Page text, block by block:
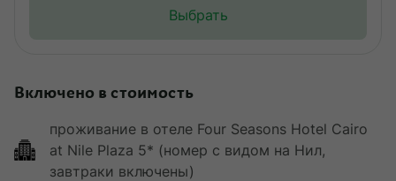
Выбрать
Включено в стоимость
проживание в отеле Four Seasons Hotel Cairo
at Nile Plaza 5* (номер с видом на Нил,
завтраки включены)